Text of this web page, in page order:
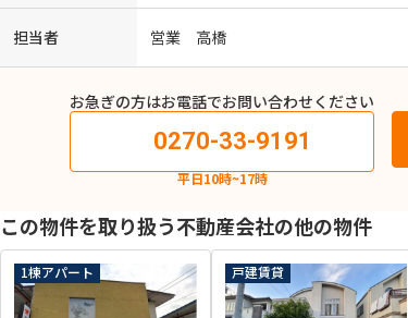
担当者 営業 高橋
お急ぎの方はお電話でお問い合わせください
0270-33-9191
平日10時~17時
この物件を取り扱う不動産会社の他の物件
1棟アパート 戸建賃貸